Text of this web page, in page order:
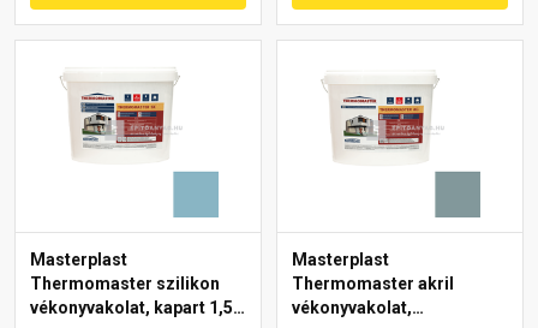
Masterplast
Thermomaster szilikon
vékonyvakolat, kapart 1,5
Masterplast
Thermomaster akril
vékonyvakolat,